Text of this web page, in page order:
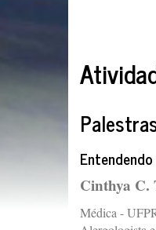
Cinthya C.
Médica -